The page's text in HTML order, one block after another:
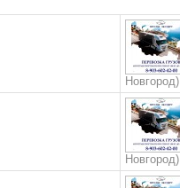
Новгород)
Новгород)